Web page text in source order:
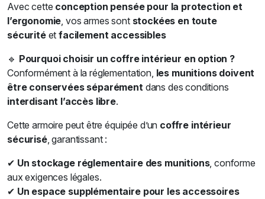
Avec cette conception pensée pour la protection et
l’ergonomie, vos armes sont stockées en toute
sécuritéetfacilement accessibles
🔹 Pourquoi choisir un coffre intérieur en option ?
Conformément à la réglementation, les munitions doivent
être conservées séparémentdans des conditions
interdisant l’accès libre.
Cette armoire peut être équipée d’un coffre intérieur
sécurisé, garantissant :
✔ Un stockage réglementaire des munitions, conforme
aux exigences légales.
✔ Un espace supplémentaire pour les accessoires